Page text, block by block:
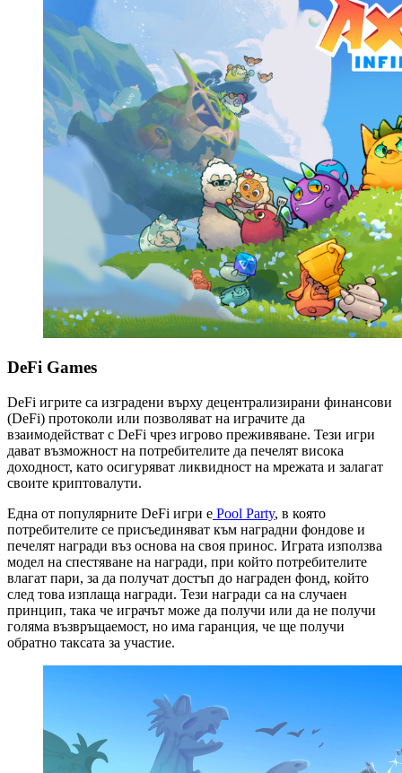
DeFi Games
DeFi игрите са изградени върху децентрализирани финансови
(DeFi) протоколи или позволяват на играчите да
взаимодействат с DeFi чрез игрово преживяване. Тези игри
дават възможност на потребителите да печелят висока
доходност, като осигуряват ликвидност на мрежата и залагат
своите криптовалути.
Една от популярните DeFi игри е Pool Party, в която
потребителите се присъединяват към наградни фондове и
печелят награди въз основа на своя принос. Играта използва
модел на спестяване на награди, при който потребителите
влагат пари, за да получат достъп до награден фонд, който
след това изплаща награди. Тези награди са на случаен
принцип, така че играчът може да получи или да не получи
голяма възвръщаемост, но има гаранция, че ще получи
обратно таксата за участие.